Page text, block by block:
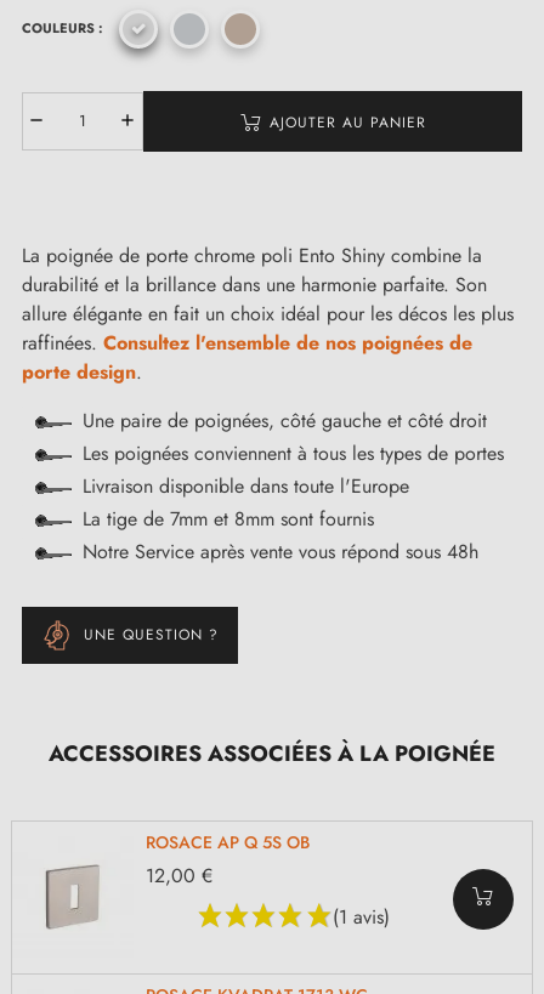
COULEURS :
AJOUTER AU PANIER
La poignée de porte chrome poli Ento Shiny combine la
durabilité et la brillance dans une harmonie parfaite. Son
allure élégante en fait un choix idéal pour les décos les plus
raffinées. Consultez l'ensemble de nos poignées de
porte design.
Une paire de poignées, côté gauche et côté droit
Les poignées conviennent à tous les types de portes
Livraison disponible dans toute l'Europe
La tige de 7mm et 8mm sont fournis
Notre Service après vente vous répond sous 48h
UNE QUESTION ?
ACCESSOIRES ASSOCIÉES À LA POIGNÉE
ROSACE AP Q 5S OB
(1 avis)
12,00 €